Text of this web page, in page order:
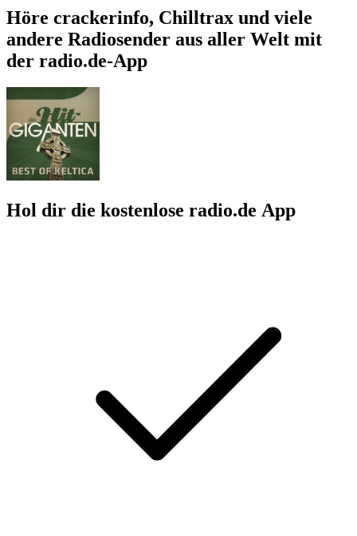
Höre crackerinfo, Chilltrax und viele
andere Radiosender aus aller Welt mit
der radio.de-App
Hol dir die kostenlose radio.de App